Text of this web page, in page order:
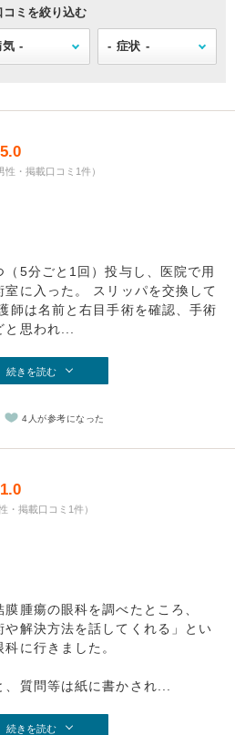
コミを絞り込む
5.0
性・掲載口コミ1件）
5分ごと1回）投与し、医院で用
に入った。 スリッパを交換して
師は名前と右目手術を確認、手術
思われ...
続きを読む
4人が参考になった
1.0
・掲載口コミ1件）
腫瘍の眼科を調べたところ、
や解決方法を話してくれる」とい
に行きました。
質問等は紙に書かされ...
続きを読む